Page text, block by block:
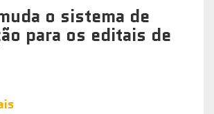
o sistema de
para os editais de